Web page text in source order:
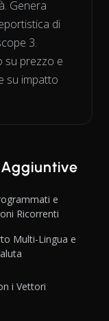
Genera
di
3.
su prezzo e
su impatto
e
Ricorrenti
Multi-Lingua e
i Vettori